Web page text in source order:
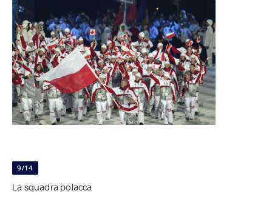
9/14
La squadra polacca